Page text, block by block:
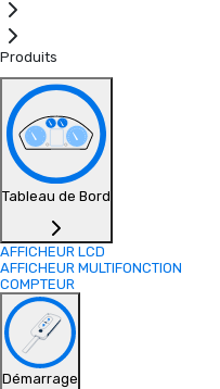
Produits
Tableau de Bord
AFFICHEUR LCD
AFFICHEUR MULTIFONCTION
COMPTEUR
Démarrage